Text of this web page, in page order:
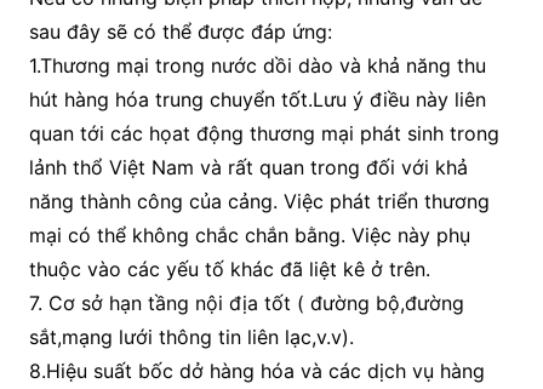
sau đây sẽ có thể được đáp ứng:
1.Thương mại trong nước dồi dào và khả năng thu
hút hàng hóa trung chuyển tốt.Lưu ý điều này liên
quan tới các họat động thương mại phát sinh trong
lảnh thổ Việt Nam và rất quan trong đối với khả
năng thành công của cảng. Việc phát triển thương
mại có thể không chắc chắn bằng. Việc này phụ
thuộc vào các yếu tố khác đã liệt kê ở trên.
7. Cơ sở hạn tầng nội địa tốt ( đường bộ,đường
sắt,mạng lưới thông tin liên lạc,v.v).
8.Hiệu suất bốc dở hàng hóa và các dịch vụ hàng